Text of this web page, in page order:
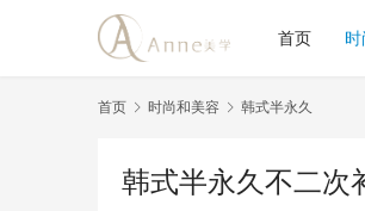
首页
首页 时尚和美容 韩式半永久
韩式半永久不二次